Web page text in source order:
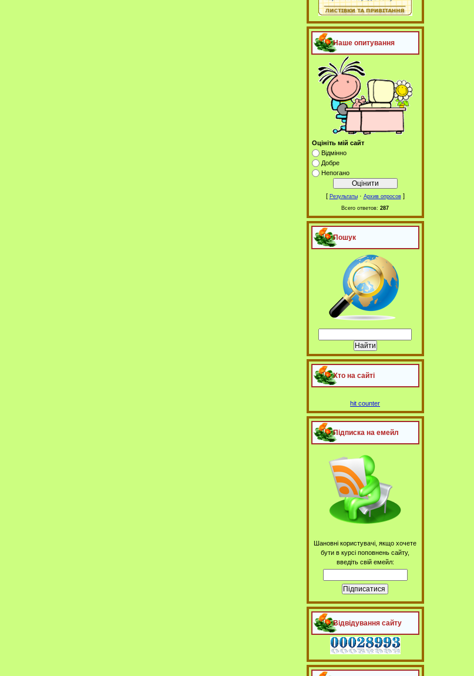
Наше опитування
Оцініть мій сайт
Відмінно
Добре
Непогано
[ Результаты· Архив опросов]
Всего ответов: 287
Пошук
Хто на сайті
hit counter
Підписка на емейл
Шановні користувачі, якщо хочете
бути в курсі поповнень сайту,
введіть свій емейл:
Відвідування сайту